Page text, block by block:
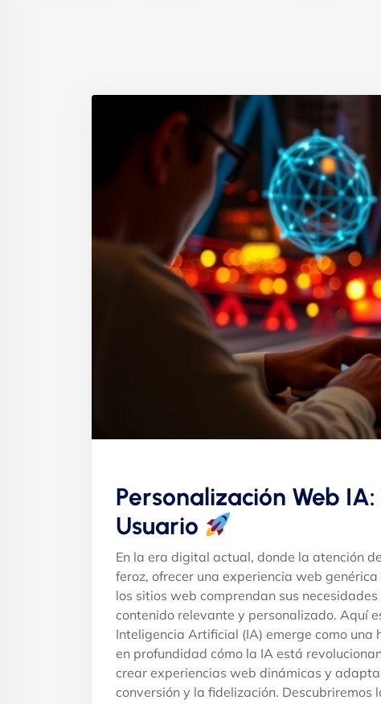
Personalización Web
Usuario
En la era digital actual, donde la atención
feroz, ofrecer una experiencia web
los sitios web comprendan sus
contenido relevante y personalizado. Aquí
Inteligencia Artificial (IA) emerge como
en profundidad cómo la IA está
crear experiencias web dinámicas y
conversión y la fidelización.